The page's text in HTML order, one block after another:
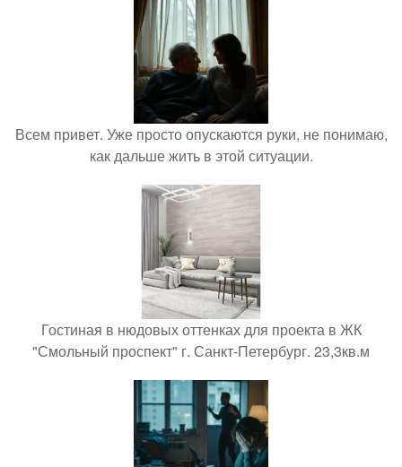
Всем привет. Уже просто опускаются руки, не понимаю,
как дальше жить в этой ситуации.
Гостиная в нюдовых оттенках для проекта в ЖК
"Смольный проспект" г. Санкт-Петербург. 23,3кв.м